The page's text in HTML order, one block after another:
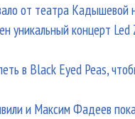
от театра Кадышевой
уникальный концерт Led
в Black Eyed Peas,
и Максим Фадеев